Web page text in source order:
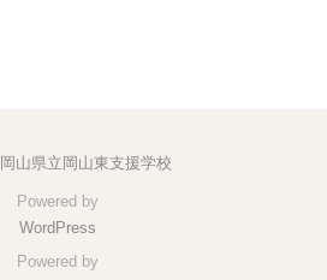
岡山県立岡山東支援学校
Powered by
WordPress
Powered by